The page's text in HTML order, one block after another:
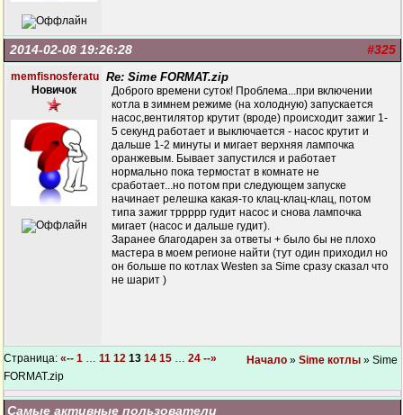
#325
2014-02-08 19:26:28
memfisnosferatu
Новичок
Re: Sime FORMAT.zip
Доброго времени суток! Проблема...при включении
котла в зимнем режиме (на холодную) запускается
насос,вентилятор крутит (вроде) происходит зажиг 1-
5 секунд работает и выключается - насос крутит и
дальше 1-2 минуты и мигает верхняя лампочка
оранжевым. Бывает запустился и работает
нормально пока термостат в комнате не
сработает...но потом при следующем запуске
начинает релешка какая-то клац-клац-клац, потом
типа зажиг тррррр гудит насос и снова лампочка
мигает (насос и дальше гудит).
Заранее благодарен за ответы + было бы не плохо
мастера в моем регионе найти (тут один приходил но
он больше по котлах Westen за Sime сразу сказал что
не шарит )
Страница: «-- 1 … 11 12 13 14 15 … 24 --» Начало » Sime котлы » Sime
FORMAT.zip
Самые активные пользователи